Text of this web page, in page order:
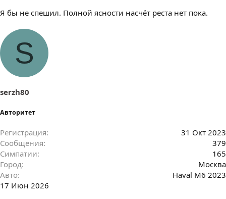
Я бы не спешил. Полной ясности насчёт реста нет пока.
S
serzh80
Авторитет
Регистрация
31 Окт 2023
Сообщения
379
Симпатии
165
Город
Москва
Авто
Haval M6 2023
17 Июн 2026